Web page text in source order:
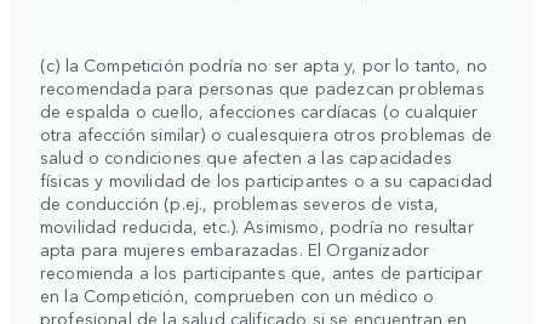
(c) la Competición podría no ser apta y, por lo tanto, no
recomendada para personas que padezcan problemas
de espalda o cuello, afecciones cardíacas (o cualquier
otra afección similar) o cualesquiera otros problemas de
salud o condiciones que afecten a las capacidades
físicas y movilidad de los participantes o a su capacidad
de conducción (p.ej., problemas severos de vista,
movilidad reducida, etc.). Asimismo, podría no resultar
apta para mujeres embarazadas. El Organizador
recomienda a los participantes que, antes de participar
en la Competición, comprueben con un médico o
profesional de la salud calificado si se encuentran en